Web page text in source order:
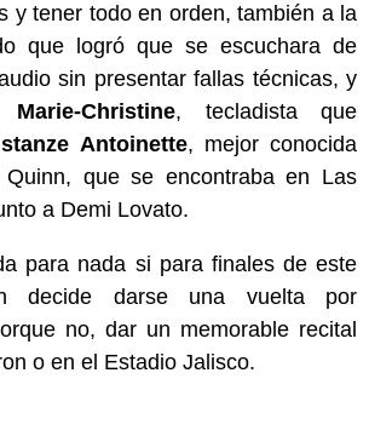
y tener todo en orden, también a la
que logró que se escuchara de
sin presentar fallas técnicas, y
Marie-Christine, tecladista que
Antoinette, mejor conocida
que se encontraba en Las
a Demi Lovato.
para nada si para finales de este
decide darse una vuelta por
no, dar un memorable recital
o en el Estadio Jalisco.